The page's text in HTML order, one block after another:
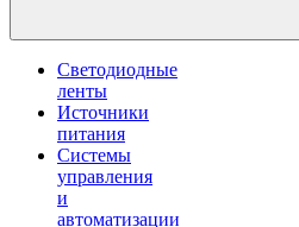
Светодиодные
ленты
Источники
питания
Системы
управления
и
автоматизации